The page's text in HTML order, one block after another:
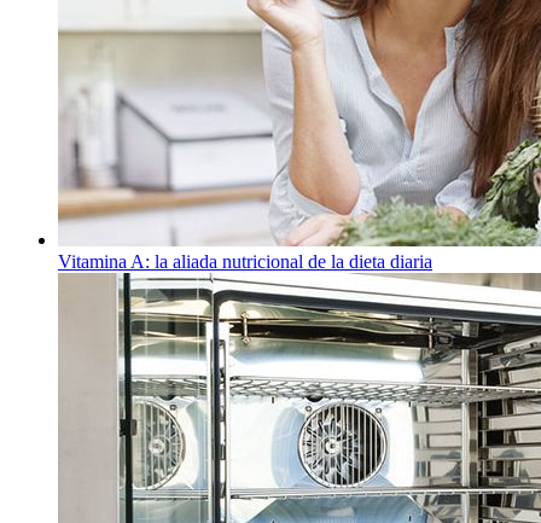
Vitamina A: la aliada nutricional de la dieta diaria